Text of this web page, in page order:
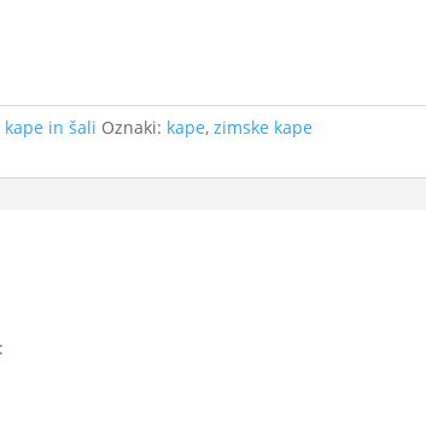
kape in šali Oznaki: kape,zimske kape